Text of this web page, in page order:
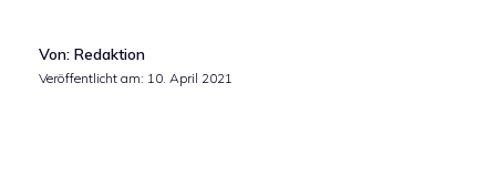
Von: Redaktion
Veröffentlicht am: 10. April 2021